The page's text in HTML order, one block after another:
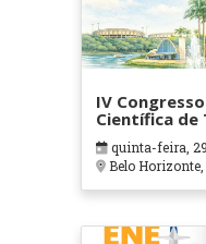
IV
Científica de
em
Cuidados
quinta-feira,
Belo Horizonte,